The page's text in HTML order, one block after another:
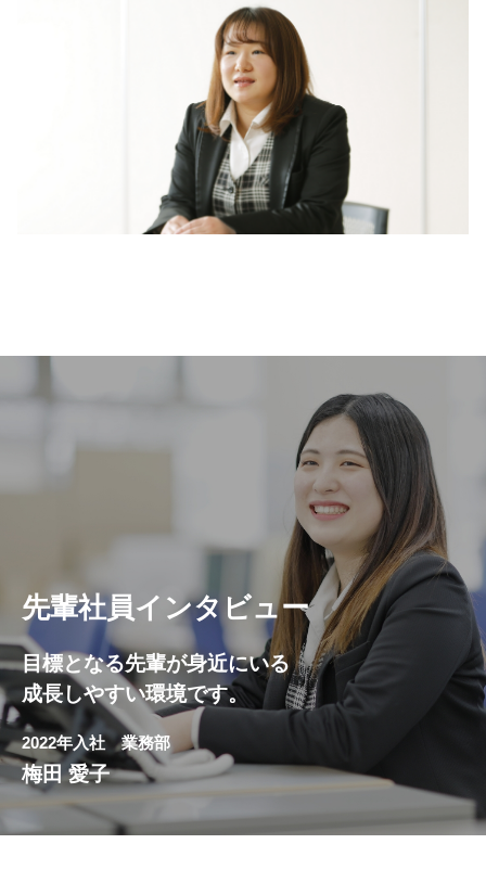
先輩社員インタビュー
目標となる先輩が身近にいる
成長しやすい環境です。
2022年入社 業務部
梅田 愛子